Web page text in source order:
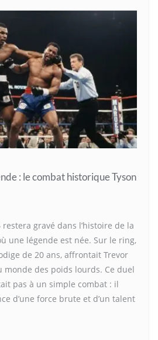
: le combat historique Tyson
gravé dans l’histoire de la
une légende est née. Sur le ring,
de 20 ans, affrontait Trevor
monde des poids lourds. Ce duel
pas à un simple combat : il
d’une force brute et d’un talent